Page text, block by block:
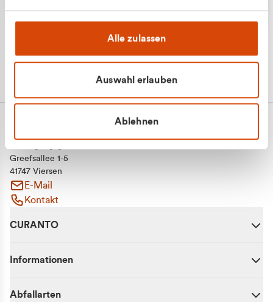
Alle zulassen
Auswahl erlauben
Ablehnen
Greefsallee 1-5
41747 Viersen
E-Mail
Kontakt
CURANTO
Informationen
Abfallarten